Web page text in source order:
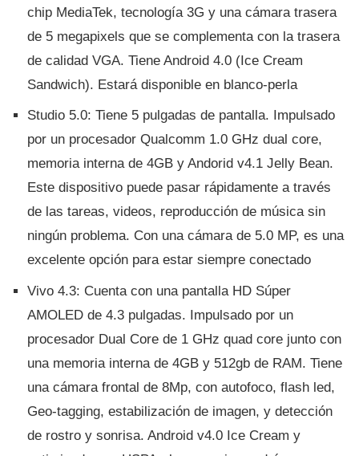
chip MediaTek, tecnologí­a 3G y una cámara trasera
de 5 megapixels que se complementa con la trasera
de calidad VGA. Tiene Android 4.0 (Ice Cream
Sandwich). Estará disponible en blanco-perla
Studio 5.0: Tiene 5 pulgadas de pantalla. Impulsado
por un procesador Qualcomm 1.0 GHz dual core,
memoria interna de 4GB y Andorid v4.1 Jelly Bean.
Este dispositivo puede pasar rápidamente a través
de las tareas, videos, reproducción de música sin
ningún problema. Con una cámara de 5.0 MP, es una
excelente opción para estar siempre conectado
Vivo 4.3: Cuenta con una pantalla HD Súper
AMOLED de 4.3 pulgadas. Impulsado por un
procesador Dual Core de 1 GHz quad core junto con
una memoria interna de 4GB y 512gb de RAM. Tiene
una cámara frontal de 8Mp, con autofoco, flash led,
Geo-tagging, estabilización de imagen, y detección
de rostro y sonrisa. Android v4.0 Ice Cream y